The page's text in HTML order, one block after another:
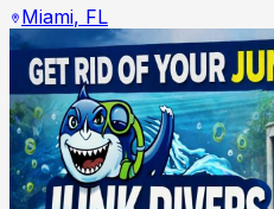
Miami, FL